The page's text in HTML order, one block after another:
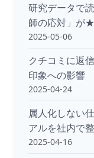
研究データで
師の応対」が
2025-05-06
クチコミに返
印象への影響
2025-04-24
属人化しない
アルを社内で
2025-04-16